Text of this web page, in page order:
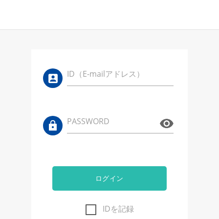
ID（E-mailアドレス）
PASSWORD
ログイン
IDを記録